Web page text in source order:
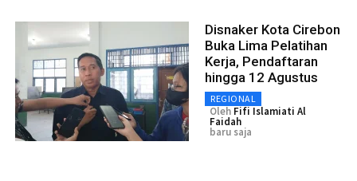
Disnaker Kota Cirebon
Buka Lima Pelatihan
Kerja, Pendaftaran
hingga 12 Agustus
REGIONAL
Oleh Fifi Islamiati Al
Faidah
baru saja